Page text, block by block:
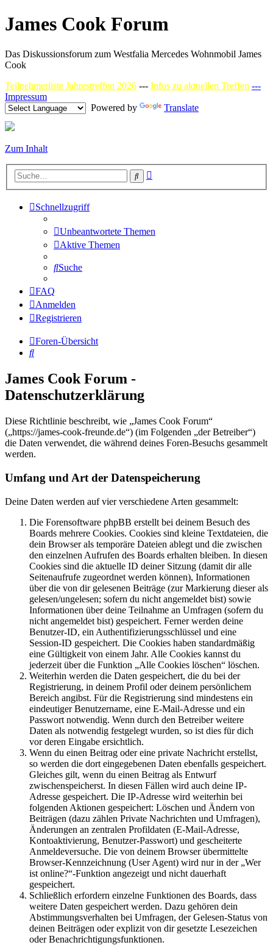
James Cook Forum
Das Diskussionsforum zum Westfalia Mercedes Wohnmobil James
Cook
Teilnehmerliste Jahrestreffen 2026 --- Infos zu aktuellen Treffen ---
Impressum
Powered by
Translate
Zum Inhalt
Suche
Schnellzugriff
Unbeantwortete Themen
Aktive Themen
Suche
FAQ
Anmelden
Registrieren
Foren-Übersicht
Suche
James Cook Forum -
Datenschutzerklärung
Diese Richtlinie beschreibt, wie „James Cook Forum“
(„https://james-cook-freunde.de“) (im Folgenden „der Betreiber“)
die Daten verwendet, die während deines Foren-Besuchs gesammelt
werden.
Umfang und Art der Datenspeicherung
Deine Daten werden auf vier verschiedene Arten gesammelt:
Die Forensoftware phpBB erstellt bei deinem Besuch des
Boards mehrere Cookies. Cookies sind kleine Textdateien, die
dein Browser als temporäre Dateien ablegt und die zwischen
den einzelnen Aufrufen des Boards erhalten bleiben. In diesen
Cookies sind die aktuelle ID deiner Sitzung (damit dir alle
Seitenaufrufe zugeordnet werden können), Informationen
über die von dir gelesenen Beiträge (zur Markierung dieser als
gelesen/ungelesen; sofern du nicht angemeldet bist) sowie
Informationen über deine Teilnahme an Umfragen (sofern du
nicht angemeldet bist) gespeichert. Ferner werden deine
Benutzer-ID, ein Authentifizierungsschlüssel und eine
Session-ID gespeichert. Die Cookies haben standardmäßig
eine Gültigkeit von einem Jahr. Alle Cookies kannst du
jederzeit über die Funktion „Alle Cookies löschen“ löschen.
Weiterhin werden die Daten gespeichert, die du bei der
Registrierung, in deinem Profil oder deinem persönlichem
Bereich angibst. Für die Registrierung sind mindestens ein
eindeutiger Benutzername, eine E-Mail-Adresse und ein
Passwort notwendig. Wenn durch den Betreiber weitere
Daten als notwendig festgelegt wurden, so ist dies für dich
vor deren Eingabe ersichtlich.
Wenn du einen Beitrag oder eine private Nachricht erstellst,
so werden die dort eingegebenen Daten ebenfalls gespeichert.
Gleiches gilt, wenn du einen Beitrag als Entwurf
zwischenspeicherst. In diesen Fällen wird auch deine IP-
Adresse gespeichert. Die IP-Adresse wird weiterhin bei
folgenden Aktionen gespeichert: Löschen und Ändern von
Beiträgen (dazu zählen Private Nachrichten und Umfragen),
Änderungen an zentralen Profildaten (E-Mail-Adresse,
Kontoaktivierung, Benutzer-Passwort) und gescheiterte
Anmeldeversuche. Die von deinem Browser übermittelte
Browser-Kennzeichnung (User Agent) wird nur in der „Wer
ist online?“-Funktion angezeigt und nicht dauerhaft
gespeichert.
Schließlich erfordern einzelne Funktionen des Boards, dass
weitere Daten gespeichert werden. Dazu gehören dein
Abstimmungsverhalten bei Umfragen, der Gelesen-Status von
deinen Beiträgen oder explizit von dir gesetzte Lesezeichen
oder Benachrichtigungsfunktionen.